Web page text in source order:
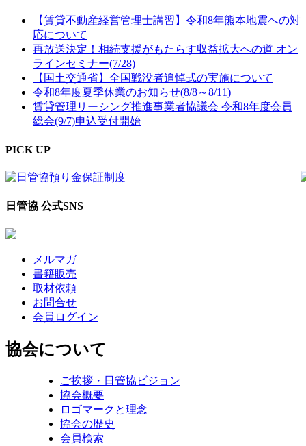
【賃貸不動産経営管理士講習】令和8年熊本地震への対
応について
再放送決定！相続支援がもたらす収益拡大への道 オン
ラインセミナー(7/28)
【国土交通省】全国戦没者追悼式の実施について
令和8年度夏季休業のお知らせ(8/8～8/11)
賃貸管理リーシング推進事業者協議会 令和8年度会員
総会(9/7)申込受付開始
PICK UP
日管協 公式SNS
メルマガ
書籍販売
取材依頼
お問合せ
会員ログイン
協会について
ご挨拶・日管協ビジョン
協会概要
ロゴマークと理念
協会の歴史
会員検索